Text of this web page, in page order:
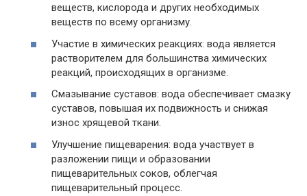
веществ, кислорода и других необходимых
веществ по всему организму.
Участие в химических реакциях: вода является
растворителем для большинства химических
реакций, происходящих в организме.
Смазывание суставов: вода обеспечивает смазку
суставов, повышая их подвижность и снижая
износ хрящевой ткани.
Улучшение пищеварения: вода участвует в
разложении пищи и образовании
пищеварительных соков, облегчая
пищеварительный процесс.